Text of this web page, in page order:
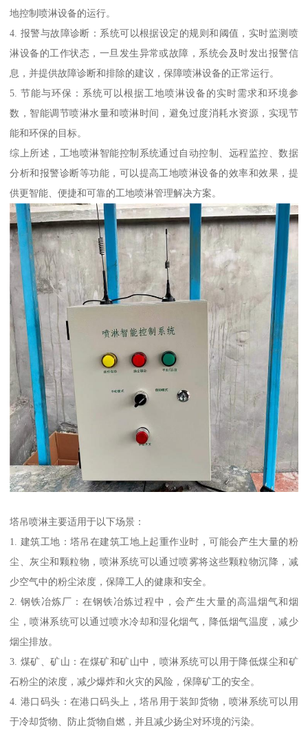
地控制喷淋设备的运行。
4. 报警与故障诊断：系统可以根据设定的规则和阈值，实时监测喷
淋设备的工作状态，一旦发生异常或故障，系统会及时发出报警信
息，并提供故障诊断和排除的建议，保障喷淋设备的正常运行。
5. 节能与环保：系统可以根据工地喷淋设备的实时需求和环境参
数，智能调节喷淋水量和喷淋时间，避免过度消耗水资源，实现节
能和环保的目标。
综上所述，工地喷淋智能控制系统通过自动控制、远程监控、数据
分析和报警诊断等功能，可以提高工地喷淋设备的效率和效果，提
供更智能、便捷和可靠的工地喷淋管理解决方案。
塔吊喷淋主要适用于以下场景：
1. 建筑工地：塔吊在建筑工地上起重作业时，可能会产生大量的粉
尘、灰尘和颗粒物，喷淋系统可以通过喷雾将这些颗粒物沉降，减
少空气中的粉尘浓度，保障工人的健康和安全。
2. 钢铁冶炼厂：在钢铁冶炼过程中，会产生大量的高温烟气和烟
尘，喷淋系统可以通过喷水冷却和湿化烟气，降低烟气温度，减少
烟尘排放。
3. 煤矿、矿山：在煤矿和矿山中，喷淋系统可以用于降低煤尘和矿
石粉尘的浓度，减少爆炸和火灾的风险，保障矿工的安全。
4. 港口码头：在港口码头上，塔吊用于装卸货物，喷淋系统可以用
于冷却货物、防止货物自燃，并且减少扬尘对环境的污染。